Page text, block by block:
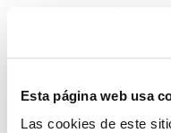
Esta página web usa
Las cookies de este